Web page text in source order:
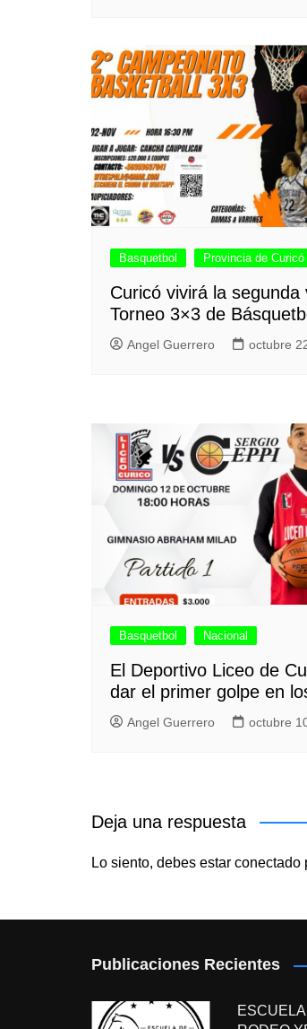
Basquetbol Provincia de Curicó
Curicó vivirá la segunda
Torneo 3×3 de
Angel Guerrero octubre
Basquetbol Nacional
El Deportivo Liceo de
dar el primer golpe en
Angel Guerrero octubre
Deja una respuesta
Lo siento, debes estar conectado
Publicaciones Recientes